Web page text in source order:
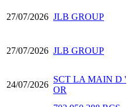
27/07/2026 JLB GROUP
27/07/2026 JLB GROUP
24/07/2026
SCT LA MAIN D '
OR